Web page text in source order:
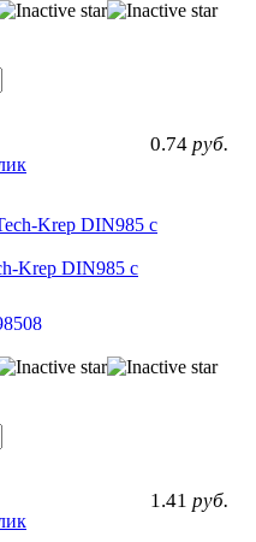
0.74 руб.
Krep DIN985 c
1.41 руб.